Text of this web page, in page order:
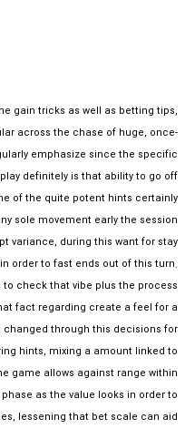
gain tricks as well as betting tips,
across the chase of huge, once-
emphasize since the specific
definitely is that ability to go off
of the quite potent hints certainly
sole movement early the session
variance, during this want for stay
order to fast ends out of this turn.
check that vibe plus the process
fact regarding create a feel for a
changed through this decisions for
hints, mixing a amount linked to
game allows against range within
as the value looks in order to
lessening that bet scale can aid